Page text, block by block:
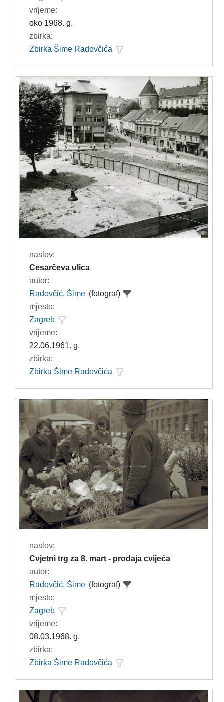
vrijeme:
oko 1968. g.
zbirka:
Zbirka Šime Radovčića
naslov:
Cesarčeva ulica
autor:
Radovčić, Šime (fotograf)
mjesto:
Zagreb
vrijeme:
22.06.1961. g.
zbirka:
Zbirka Šime Radovčića
naslov:
Cvjetni trg za 8. mart - prodaja cvijeća
autor:
Radovčić, Šime (fotograf)
mjesto:
Zagreb
vrijeme:
08.03.1968. g.
zbirka:
Zbirka Šime Radovčića